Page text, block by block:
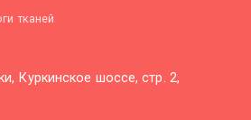
тканей
Куркинское шоссе, стр. 2,